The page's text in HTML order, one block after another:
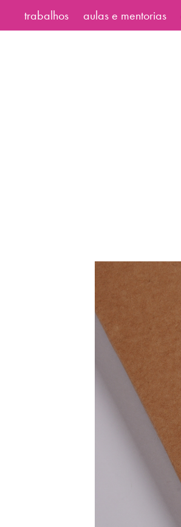
trabalhos aulas e mentorias